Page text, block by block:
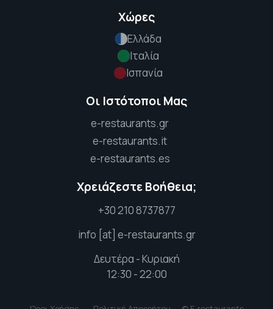
Χώρες
Ελλάδα
Ιταλία
Ισπανία
Οι Ιστότοποι Μας
e-restaurants.gr
e-restaurants.it
e-restaurants.es
Χρειάζεστε Βοήθεια;
+30 210 8737877
info [at] e-restaurants.gr
Δευτέρα - Κυριακή
12:30 - 22:00